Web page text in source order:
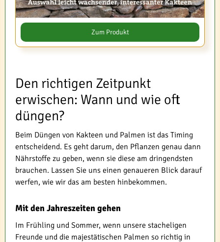
Zum Produkt
Den richtigen Zeitpunkt
erwischen: Wann und wie oft
düngen?
Beim Düngen von Kakteen und Palmen ist das Timing
entscheidend. Es geht darum, den Pflanzen genau dann
Nährstoffe zu geben, wenn sie diese am dringendsten
brauchen. Lassen Sie uns einen genaueren Blick darauf
werfen, wie wir das am besten hinbekommen.
Mit den Jahreszeiten gehen
Im Frühling und Sommer, wenn unsere stacheligen
Freunde und die majestätischen Palmen so richtig in